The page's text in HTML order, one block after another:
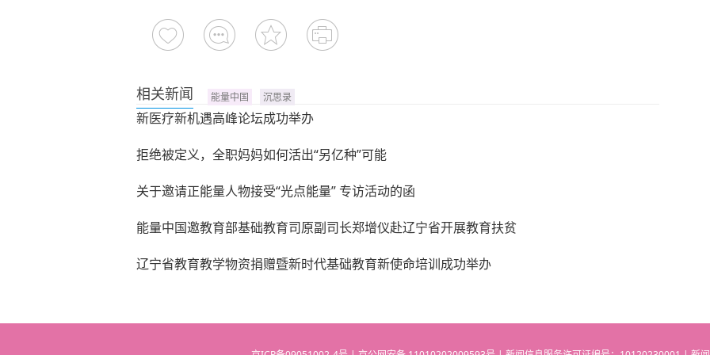
相关新闻 能量中国 沉思录
新医疗新机遇高峰论坛成功举办
拒绝被定义，全职妈妈如何活出“另亿种”可能
关于邀请正能量人物接受“光点能量” 专访活动的函
能量中国邀教育部基础教育司原副司长郑增仪赴辽宁省开展教育扶贫
辽宁省教育教学物资捐赠暨新时代基础教育新使命培训成功举办